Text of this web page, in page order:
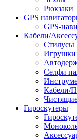
Рюкзаки
GPS
GPS-
Кабели/
Стилусы
Игрушки
Селфи
Кабели/
Гироскутеры